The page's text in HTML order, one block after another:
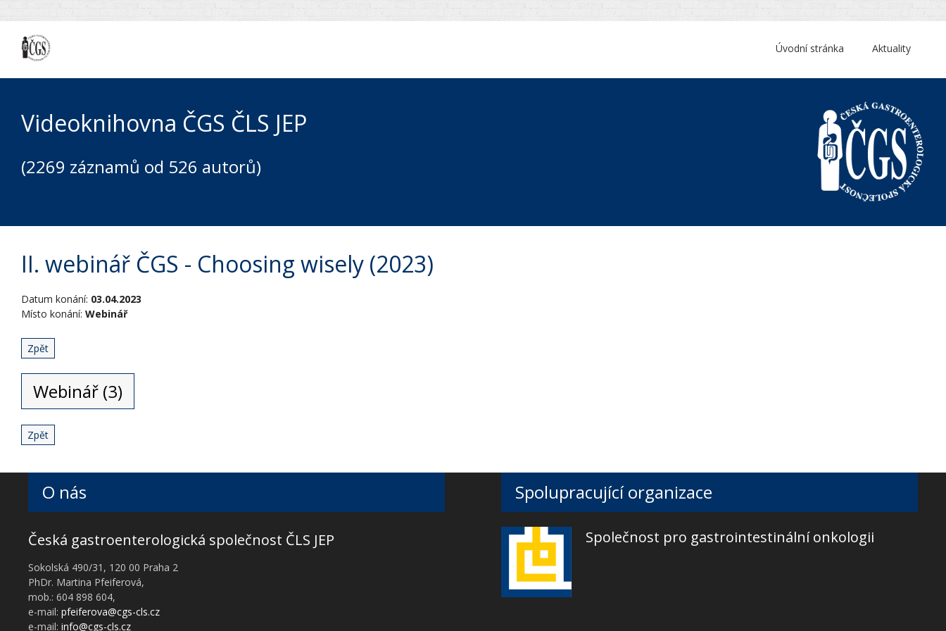
Aktuality
Úvodní stránka
Videoknihovna ČGS ČLS JEP
(2269 záznamů od 526 autorů)
II. webinář ČGS - Choosing wisely (2023)
Datum konání: 03.04.2023
Místo konání: Webinář
Zpět
Webinář (3)
Zpět
O nás
Česká gastroenterologická společnost ČLS JEP
Sokolská 490/31, 120 00 Praha 2
PhDr. Martina Pfeiferová,
mob.: 604 898 604,
e-mail:pfeiferova@cgs-cls.cz
e-mail:info@cgs-cls.cz
Spolupracující organizace
Společnost pro gastrointestinální onkologii